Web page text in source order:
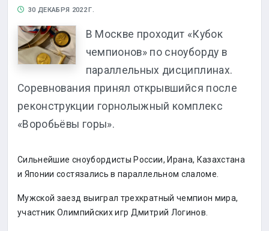
30 ДЕКАБРЯ 2022 Г.
В Москве проходит «Кубок
чемпионов» по сноуборду в
параллельных дисциплинах.
Соревнования принял открывшийся после
реконструкции горнолыжный комплекс
«Воробьёвы горы».
Сильнейшие сноубордисты России, Ирана, Казахстана
и Японии состязались в параллельном слаломе.
Мужской заезд выиграл трехкратный чемпион мира,
участник Олимпийских игр Дмитрий Логинов.